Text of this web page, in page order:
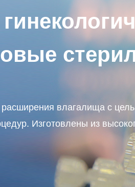
влагалища с
Изготовлены из